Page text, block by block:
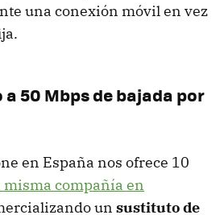
una conexión móvil en vez
a 50 Mbps de bajada por
en España nos ofrece 10
misma compañía en
un sustituto de